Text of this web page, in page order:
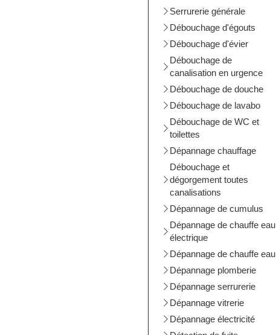
Serrurerie générale
Débouchage d'égouts
Débouchage d'évier
Débouchage de
canalisation en urgence
Débouchage de douche
Débouchage de lavabo
Débouchage de WC et
toilettes
Dépannage chauffage
Débouchage et
dégorgement toutes
canalisations
Dépannage de cumulus
Dépannage de chauffe eau
électrique
Dépannage de chauffe eau
Dépannage plomberie
Dépannage serrurerie
Dépannage vitrerie
Dépannage électricité